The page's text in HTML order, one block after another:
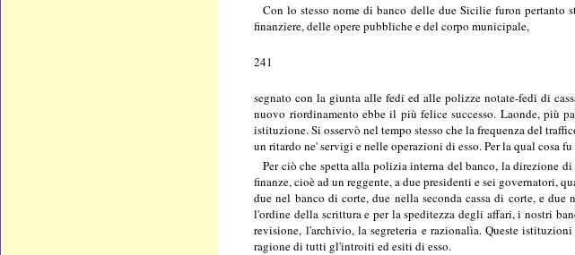
Con lo stesso nome di banco delle due Sicilie furon
finanziere, delle opere pubbliche e del corpo municipale,
241
segnato con la giunta alle fedi ed alle polizze notate-fedi di
nuovo riordinamento ebbe il più felice successo. Laonde, più
istituzione. Si osservò nel tempo stesso che la frequenza del
un ritardo ne' servigi e nelle operazioni di esso. Per la qual cosa
Per ciò che spetta alla polizia interna del banco, la direzione
finanze, cioè ad un reggente, a due presidenti e sei
due nel banco di corte, due nella seconda cassa di corte, e
l'ordine della scrittura e per la speditezza degli affari, i nostri
revisione, l'archivio, la segreteria e razionalìa. Queste
ragione di tutti gl'introiti ed esiti di esso.